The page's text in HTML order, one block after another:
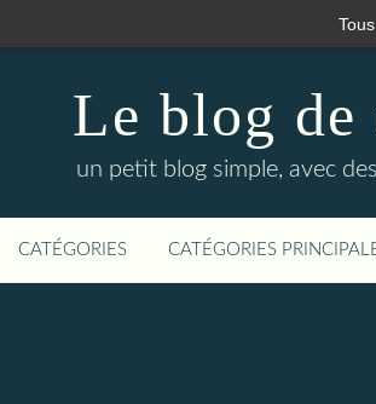
Le blog de
un petit blog simple, avec
CATÉGORIES CATÉGORIES